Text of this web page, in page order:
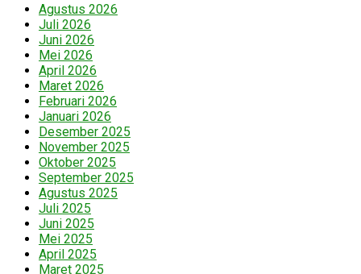
Agustus 2026
Juli 2026
Juni 2026
Mei 2026
April 2026
Maret 2026
Februari 2026
Januari 2026
Desember 2025
November 2025
Oktober 2025
September 2025
Agustus 2025
Juli 2025
Juni 2025
Mei 2025
April 2025
Maret 2025